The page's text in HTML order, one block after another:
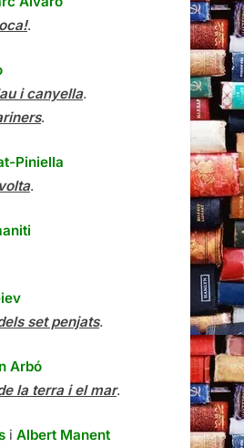
.
i canyella.
.
Piniella
.
set penjats.
Arbó
la terra i el mar.
i Albert Manent